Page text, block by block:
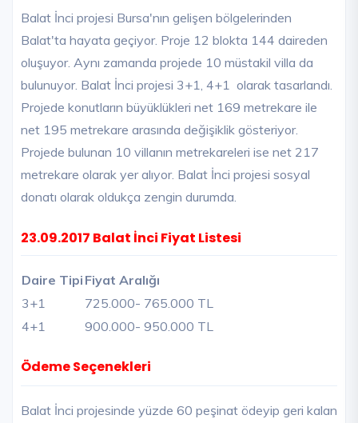
Balat İnci projesi Bursa'nın gelişen bölgelerinden
Balat'ta hayata geçiyor. Proje 12 blokta 144 daireden
oluşuyor. Aynı zamanda projede 10 müstakil villa da
bulunuyor. Balat İnci projesi 3+1, 4+1 olarak tasarlandı.
Projede konutların büyüklükleri net 169 metrekare ile
net 195 metrekare arasında değişiklik gösteriyor.
Projede bulunan 10 villanın metrekareleri ise net 217
metrekare olarak yer alıyor. Balat İnci projesi sosyal
donatı olarak oldukça zengin durumda.
23.09.2017 Balat İnci Fiyat Listesi
Daire Tipi Fiyat Aralığı
3+1
725.000- 765.000 TL
4+1
900.000- 950.000 TL
Ödeme Seçenekleri
Balat İnci projesinde yüzde 60 peşinat ödeyip geri kalan